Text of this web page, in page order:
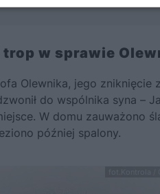
w sprawie
Olewnika, jego zniknięcie
do wspólnika syna –
W domu zauważono
później spalony.